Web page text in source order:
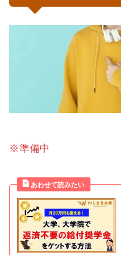
※準備中